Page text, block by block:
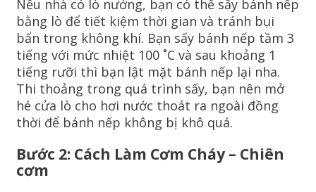
Nếu nhà có lò nướng, bạn có thể sấy bánh nếp
bằng lò để tiết kiệm thời gian và tránh bụi
bẩn trong không khí. Bạn sấy bánh nếp tầm 3
tiếng với mức nhiệt 100 ˚C và sau khoảng 1
tiếng rưỡi thì bạn lật mặt bánh nếp lại nha.
Thi thoảng trong quá trình sấy, bạn nên mở
hé cửa lò cho hơi nước thoát ra ngoài đồng
thời để bánh nếp không bị khô quá.
Bước 2: Cách Làm Cơm Cháy – Chiên
cơm